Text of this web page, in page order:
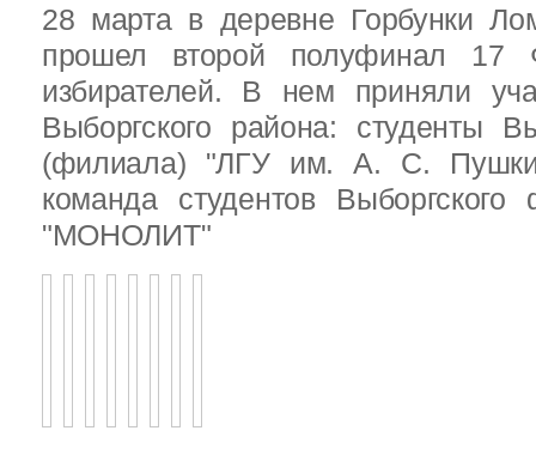
28 марта в деревне Горбунки
прошел второй полуфинал 17
избирателей. В нем приняли
Выборгского района: студенты
(филиала) "ЛГУ им. А. С.
команда студентов
"МОНОЛИТ"